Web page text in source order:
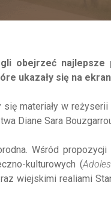
obejrzeć najlepsze
ukazały się na
materiały w reżyserii
Diane Sara
Wśród propozycji
kulturowych (
wiejskimi realiami